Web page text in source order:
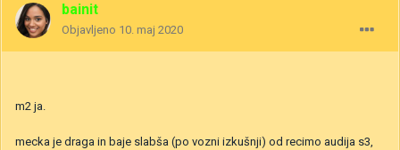
bainit
Objavljeno 10. maj 2020
m2 ja.
mecka je draga in baje slabša (po vozni izkušnji) od recimo audija s3,